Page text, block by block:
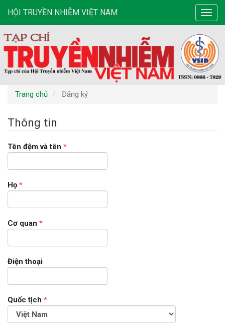
hướng
chính
Nội
dung
chính
Thanh
HỘI TRUYỀN NHIỄM VIỆT NAM
Trang chủ Đăng ký
Thông tin
Tên đệm và tên *Bắt
Họ *Bắt
Cơ quan *Bắt
Điện thoại
Quốc tịch *Bắt